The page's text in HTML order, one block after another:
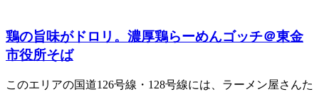
鶏の旨味がドロリ。濃厚鶏らーめんゴッチ＠東金
市役所そば
このエリアの国道126号線・128号線には、ラーメン屋さんた